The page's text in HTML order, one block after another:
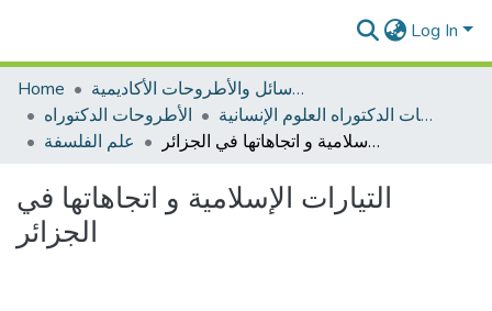
Log In
Home
الرسائل والأطروحات الأكاديمية
الأطروحات الدكتوراه
الأطروحات الدكتوراه العلوم الإنسانية
علم الفلسفة
التيارات الإسلامية و اتجاهاتها في الجزائر
التيارات الإسلامية و اتجاهاتها في
الجزائر